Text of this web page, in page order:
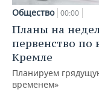
Общество 00:00
Планы на
первенство
Кремле
Планируем
временем»